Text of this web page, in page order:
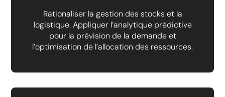
Rationaliser la gestion des stocks et la
logistique. Appliquer l’analytique prédictive
pour la prévision de la demande et
l’optimisation de l’allocation des ressources.